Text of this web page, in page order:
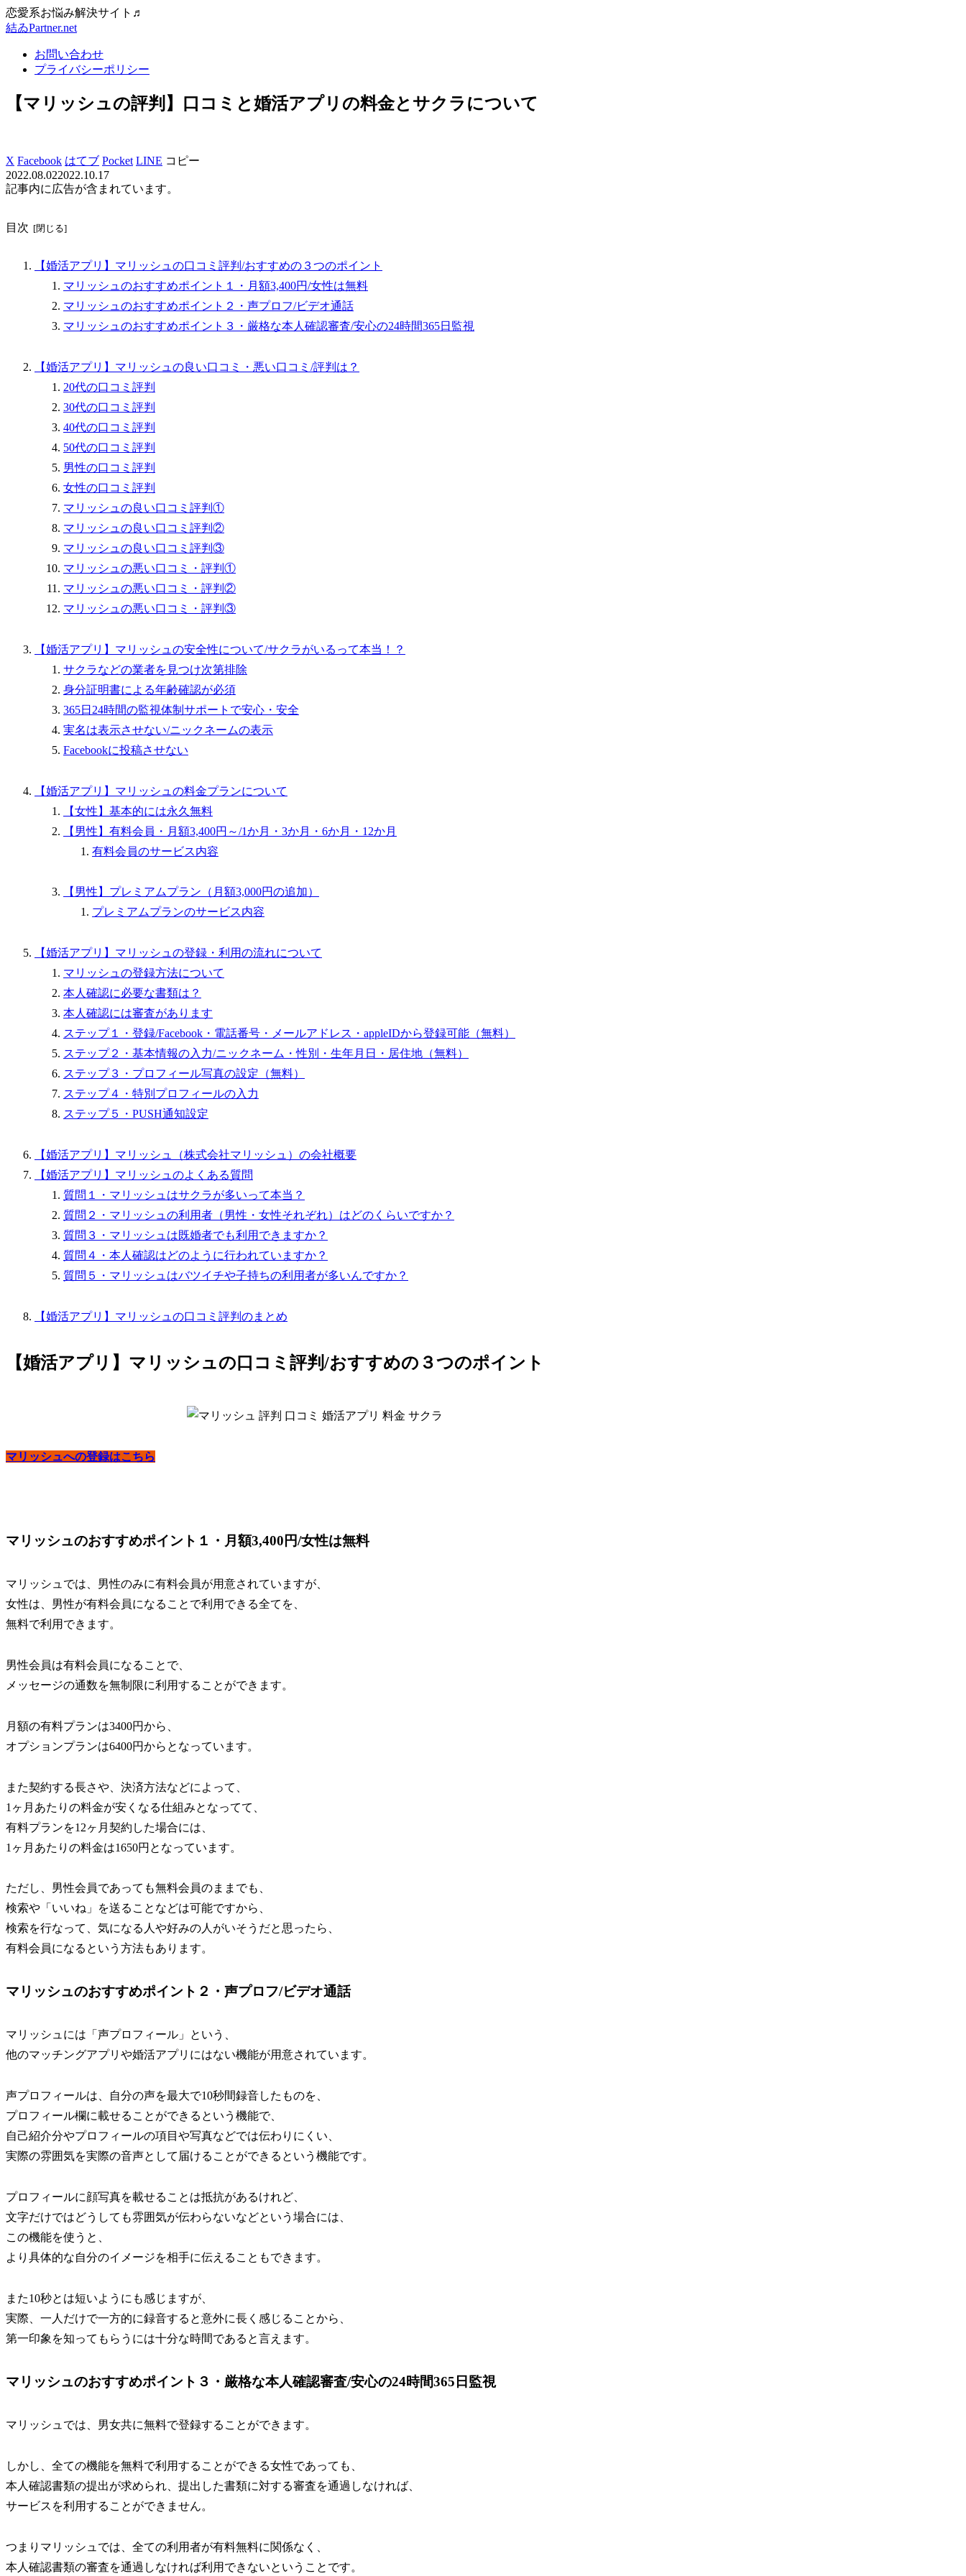
恋愛系お悩み解決サイト♬
結ゐPartner.net
お問い合わせ
プライバシーポリシー
【マリッシュの評判】口コミと婚活アプリの料金とサクラについて
X Facebook はてブ Pocket LINE コピー
2022.08.022022.10.17
記事内に広告が含まれています。
目次
【婚活アプリ】マリッシュの口コミ評判/おすすめの３つのポイント
マリッシュのおすすめポイント１・月額3,400円/女性は無料
マリッシュのおすすめポイント２・声プロフ/ビデオ通話
マリッシュのおすすめポイント３・厳格な本人確認審査/安心の24時間365日監視
【婚活アプリ】マリッシュの良い口コミ・悪い口コミ/評判は？
20代の口コミ評判
30代の口コミ評判
40代の口コミ評判
50代の口コミ評判
男性の口コミ評判
女性の口コミ評判
マリッシュの良い口コミ評判①
マリッシュの良い口コミ評判②
マリッシュの良い口コミ評判③
マリッシュの悪い口コミ・評判①
マリッシュの悪い口コミ・評判②
マリッシュの悪い口コミ・評判③
【婚活アプリ】マリッシュの安全性について/サクラがいるって本当！？
サクラなどの業者を見つけ次第排除
身分証明書による年齢確認が必須
365日24時間の監視体制サポートで安心・安全
実名は表示させない/ニックネームの表示
Facebookに投稿させない
【婚活アプリ】マリッシュの料金プランについて
【女性】基本的には永久無料
【男性】有料会員・月額3,400円～/1か月・3か月・6か月・12か月
有料会員のサービス内容
【男性】プレミアムプラン（月額3,000円の追加）
プレミアムプランのサービス内容
【婚活アプリ】マリッシュの登録・利用の流れについて
マリッシュの登録方法について
本人確認に必要な書類は？
本人確認には審査があります
ステップ１・登録/Facebook・電話番号・メールアドレス・appleIDから登録可能（無料）
ステップ２・基本情報の入力/ニックネーム・性別・生年月日・居住地（無料）
ステップ３・プロフィール写真の設定（無料）
ステップ４・特別プロフィールの入力
ステップ５・PUSH通知設定
【婚活アプリ】マリッシュ（株式会社マリッシュ）の会社概要
【婚活アプリ】マリッシュのよくある質問
質問１・マリッシュはサクラが多いって本当？
質問２・マリッシュの利用者（男性・女性それぞれ）はどのくらいですか？
質問３・マリッシュは既婚者でも利用できますか？
質問４・本人確認はどのように行われていますか？
質問５・マリッシュはバツイチや子持ちの利用者が多いんですか？
【婚活アプリ】マリッシュの口コミ評判のまとめ
【婚活アプリ】マリッシュの口コミ評判/おすすめの３つのポイント
マリッシュへの登録はこちら
マリッシュのおすすめポイント１・月額3,400円/女性は無料
マリッシュでは、男性のみに有料会員が用意されていますが、
女性は、男性が有料会員になることで利用できる全てを、
無料で利用できます。
男性会員は有料会員になることで、
メッセージの通数を無制限に利用することができます。
月額の有料プランは3400円から、
オプションプランは6400円からとなっています。
また契約する長さや、決済方法などによって、
1ヶ月あたりの料金が安くなる仕組みとなってて、
有料プランを12ヶ月契約した場合には、
1ヶ月あたりの料金は1650円となっています。
ただし、男性会員であっても無料会員のままでも、
検索や「いいね」を送ることなどは可能ですから、
検索を行なって、気になる人や好みの人がいそうだと思ったら、
有料会員になるという方法もあります。
マリッシュのおすすめポイント２・声プロフ/ビデオ通話
マリッシュには「声プロフィール」という、
他のマッチングアプリや婚活アプリにはない機能が用意されています。
声プロフィールは、自分の声を最大で10秒間録音したものを、
プロフィール欄に載せることができるという機能で、
自己紹介分やプロフィールの項目や写真などでは伝わりにくい、
実際の雰囲気を実際の音声として届けることができるという機能です。
プロフィールに顔写真を載せることは抵抗があるけれど、
文字だけではどうしても雰囲気が伝わらないなどという場合には、
この機能を使うと、
より具体的な自分のイメージを相手に伝えることもできます。
また10秒とは短いようにも感じますが、
実際、一人だけで一方的に録音すると意外に長く感じることから、
第一印象を知ってもらうには十分な時間であると言えます。
マリッシュのおすすめポイント３・厳格な本人確認審査/安心の24時間365日監視
マリッシュでは、男女共に無料で登録することができます。
しかし、全ての機能を無料で利用することができる女性であっても、
本人確認書類の提出が求められ、提出した書類に対する審査を通過しなければ、
サービスを利用することができません。
つまりマリッシュでは、全ての利用者が有料無料に関係なく、
本人確認書類の審査を通過しなければ利用できないということです。